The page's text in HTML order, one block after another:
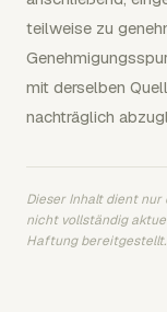
teilweise zu
mit derselben
nachträglich
Dieser Inhalt dient
nicht vollständig
Haftung bereitgestellt.